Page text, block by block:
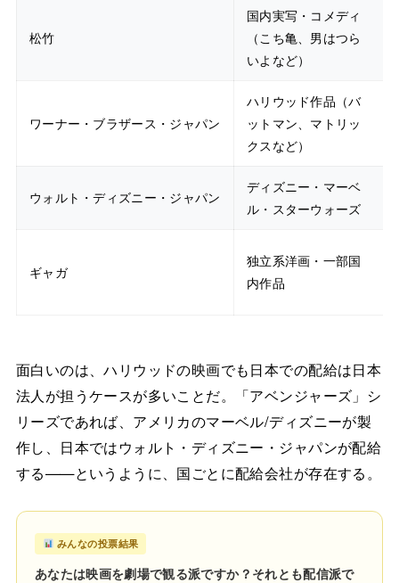
松竹
国内実写・コメディ
（こち亀、男はつら
いよなど）
ワーナー・ブラザース・ジャパン
ハリウッド作品（バ
ットマン、マトリッ
クスなど）
ウォルト・ディズニー・ジャパン
ディズニー・マーベ
ル・スターウォーズ
ギャガ
独立系洋画・一部国
内作品
面白いのは、ハリウッドの映画でも日本での配給は日本
法人が担うケースが多いことだ。「アベンジャーズ」シ
リーズであれば、アメリカのマーベル/ディズニーが製
作し、日本ではウォルト・ディズニー・ジャパンが配給
する——というように、国ごとに配給会社が存在する。
みんなの投票結果
あなたは映画を劇場で観る派ですか？それとも配信派で